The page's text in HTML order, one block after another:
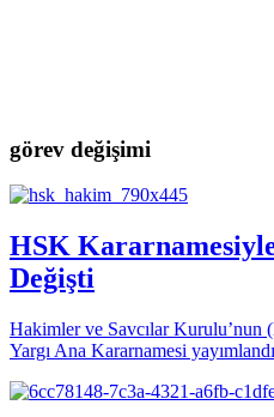
görev değişimi
HSK Kararnamesiyle
Değişti
Hakimler ve Savcılar Kurulu’nun
Yargı Ana Kararnamesi